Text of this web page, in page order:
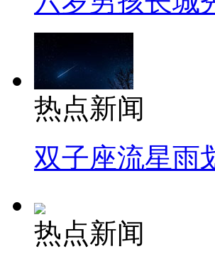
热点新闻
双子座流星雨
热点新闻